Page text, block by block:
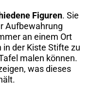
Figuren. Sie
Aufbewahrung
an einem Ort
der Kiste Stifte zu
malen können.
was dieses